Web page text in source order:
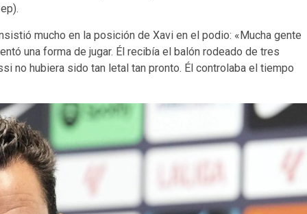
mucho en la posición de Xavi en el podio: «Mucha gente
una forma de jugar. Él recibía el balón rodeado de tres
no hubiera sido tan letal tan pronto. Él controlaba el tiempo